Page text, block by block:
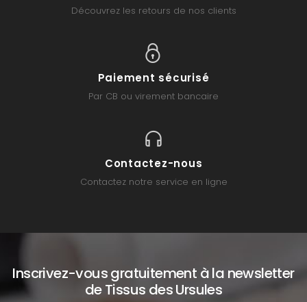
Découvrez les retours de nos clients
Paiement sécurisé
Par CB ou virement bancaire
Contactez-nous
Contactez notre service en ligne
Inscrivez-vous gratuitement à la newsletter
de Tissus des Ursules